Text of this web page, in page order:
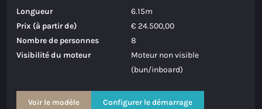
Longueur
6.15m
Prix (à partir de)
€ 24.500,00
Nombre de personnes
8
Visibilité du moteur
Moteur non visible
(bun/inboard)
Voir le modèle Configurer le démarrage